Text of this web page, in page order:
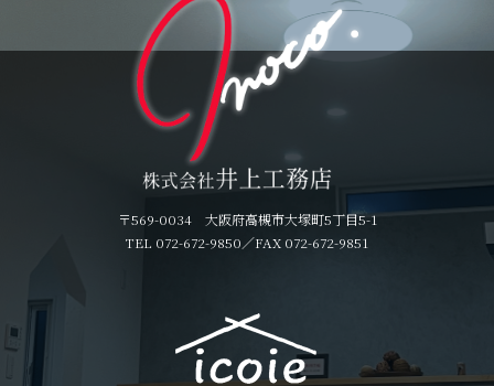
〒569-0034 大阪府高槻市大塚町5丁目5-1
TEL 072-672-9850／FAX 072-672-9851